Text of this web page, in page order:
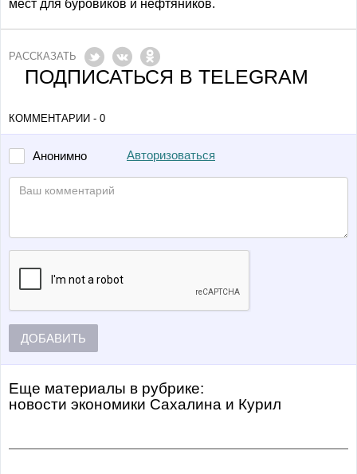
мест для буровиков и нефтяников.
РАССКАЗАТЬ
ПОДПИСАТЬСЯ В TELEGRAM
КОММЕНТАРИИ - 0
Анонимно Авторизоваться
ДОБАВИТЬ
Еще материалы в рубрике:
Новости экономики Сахалина и Курил